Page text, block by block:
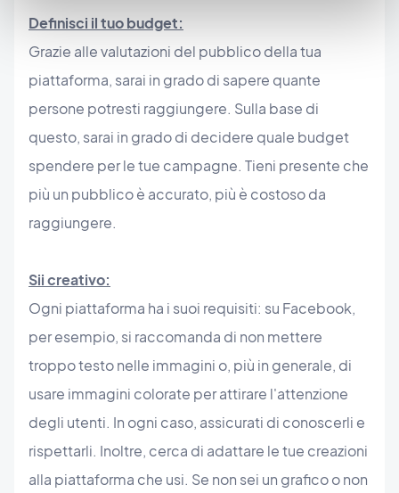
Definisci il tuo budget:
Grazie alle valutazioni del pubblico della tua
piattaforma, sarai in grado di sapere quante
persone potresti raggiungere. Sulla base di
questo, sarai in grado di decidere quale budget
spendere per le tue campagne. Tieni presente che
più un pubblico è accurato, più è costoso da
raggiungere.
Sii creativo:
Ogni piattaforma ha i suoi requisiti: su Facebook,
per esempio, si raccomanda di non mettere
troppo testo nelle immagini o, più in generale, di
usare immagini colorate per attirare l'attenzione
degli utenti. In ogni caso, assicurati di conoscerli e
rispettarli. Inoltre, cerca di adattare le tue creazioni
alla piattaforma che usi. Se non sei un grafico o non